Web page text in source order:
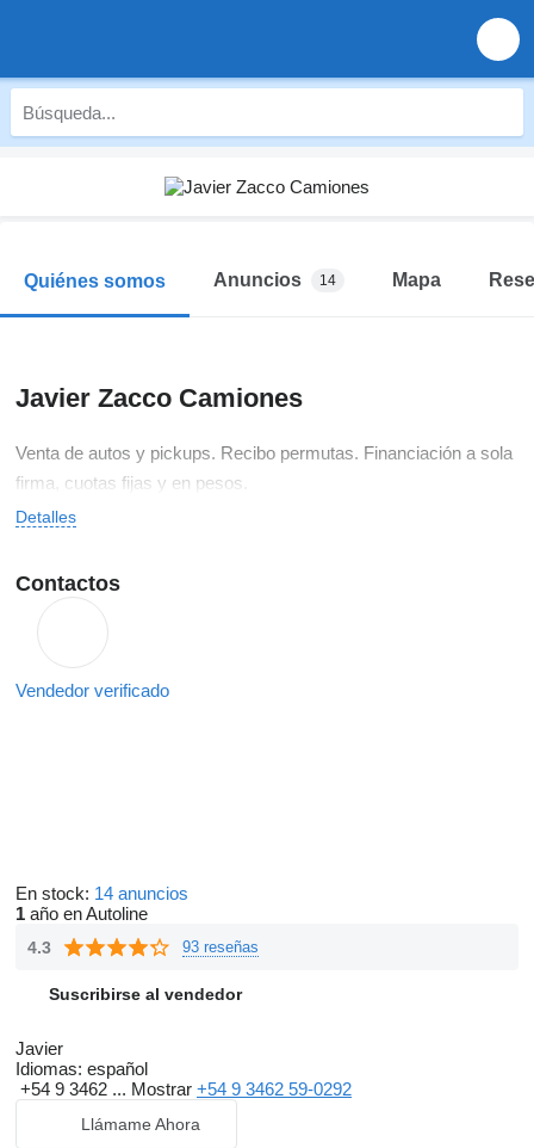
Quiénes somos Anuncios 14 Mapa
Javier Zacco Camiones
Venta de autos y pickups. Recibo permutas. Financiación a sola
firma, cuotas fijas y en pesos.
Detalles
Contactos
Vendedor verificado
En stock: 14 anuncios
1 año en Autoline
4.3 93 reseñas
Suscribirse al vendedor
Javier
Idiomas: español
+54 9 3462 ... Mostrar +54 9 3462 59-0292
Llámame Ahora